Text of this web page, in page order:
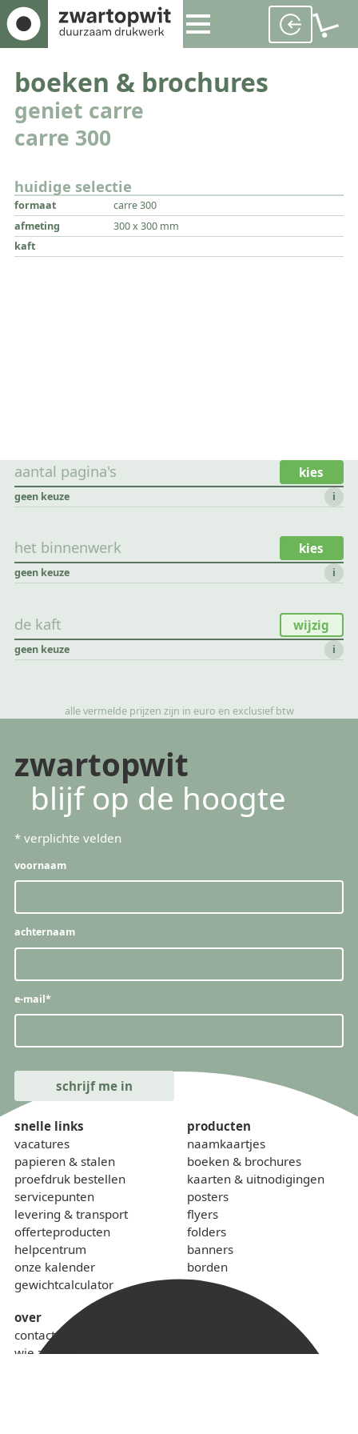
boeken & brochures
geniet carre
carre 300
huidige selectie
formaat
carre 300
afmeting
300 x 300 mm
kaft
aantal pagina's kies
geen keuze i
het binnenwerk kies
geen keuze i
de kaft wijzig
geen keuze i
alle vermelde prijzen zijn in euro en exclusief btw
zwartopwit
blijf op de hoogte
* verplichte velden
voornaam
achternaam
e-mail*
snelle links
vacatures
papieren & stalen
proefdruk bestellen
servicepunten
levering & transport
offerteproducten
helpcentrum
onze kalender
gewichtcalculator
over
contact
wie zijn we
producten
naamkaartjes
boeken & brochures
kaarten & uitnodigingen
posters
flyers
folders
banners
borden